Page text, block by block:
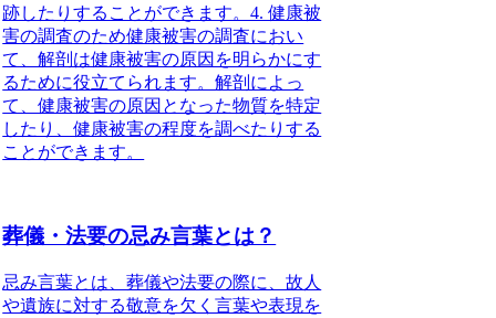
跡したりすることができます。4. 健康被
害の調査のため健康被害の調査におい
て、解剖は健康被害の原因を明らかにす
るために役立てられます。解剖によっ
て、健康被害の原因となった物質を特定
したり、健康被害の程度を調べたりする
ことができます。
葬儀・法要の忌み言葉とは？
忌み言葉とは、葬儀や法要の際に、故人
や遺族に対する敬意を欠く言葉や表現を